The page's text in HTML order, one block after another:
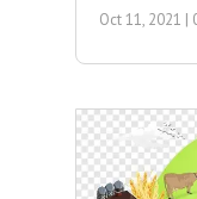
Oct 11, 2021 |